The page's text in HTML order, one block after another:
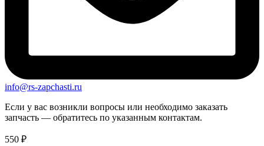
info@rs-zapchasti.ru
Если у вас возникли вопросы или необходимо заказать
запчасть — обратитесь по указанным контактам.
550 ₽